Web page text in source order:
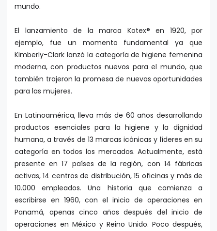
mundo.
El lanzamiento de la marca Kotex® en 1920, por
ejemplo, fue un momento fundamental ya que
Kimberly-Clark lanzó la categoría de higiene femenina
moderna, con productos nuevos para el mundo, que
también trajeron la promesa de nuevas oportunidades
para las mujeres.
En Latinoamérica, lleva más de 60 años desarrollando
productos esenciales para la higiene y la dignidad
humana, a través de 13 marcas icónicas y líderes en su
categoría en todos los mercados. Actualmente, está
presente en 17 países de la región, con 14 fábricas
activas, 14 centros de distribución, 15 oficinas y más de
10.000 empleados. Una historia que comienza a
escribirse en 1960, con el inicio de operaciones en
Panamá, apenas cinco años después del inicio de
operaciones en México y Reino Unido. Poco después,